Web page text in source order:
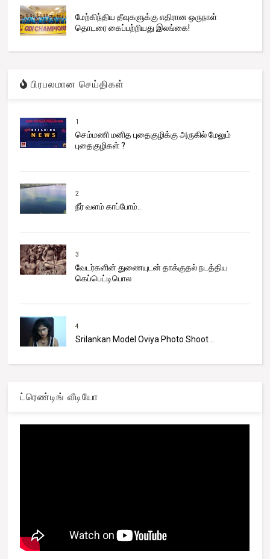
மேற்கிந்திய தீவுகளுக்கு எதிரான ஒருநாள்
தொடரை கைப்பற்றியது இலங்கை!
பிரபலமான செய்திகள்
1
செம்மணி மனித புதைகுழிக்கு அருகில் மேலும்
புதைகுழிகள் ?
2
நீர் வளம் காப்போம்..
3
வேடர்களின் துணையுடன் தாக்குதல் நடத்திய
கெப்பெட்டிபொல
4
Srilankan Model Oviya Photo Shoot ..
ட்ரெண்டிங் வீடியோ